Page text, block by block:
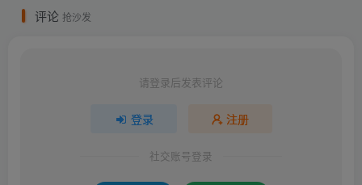
评论 抢沙发
请登录后发表评论
登录 注册
社交账号登录